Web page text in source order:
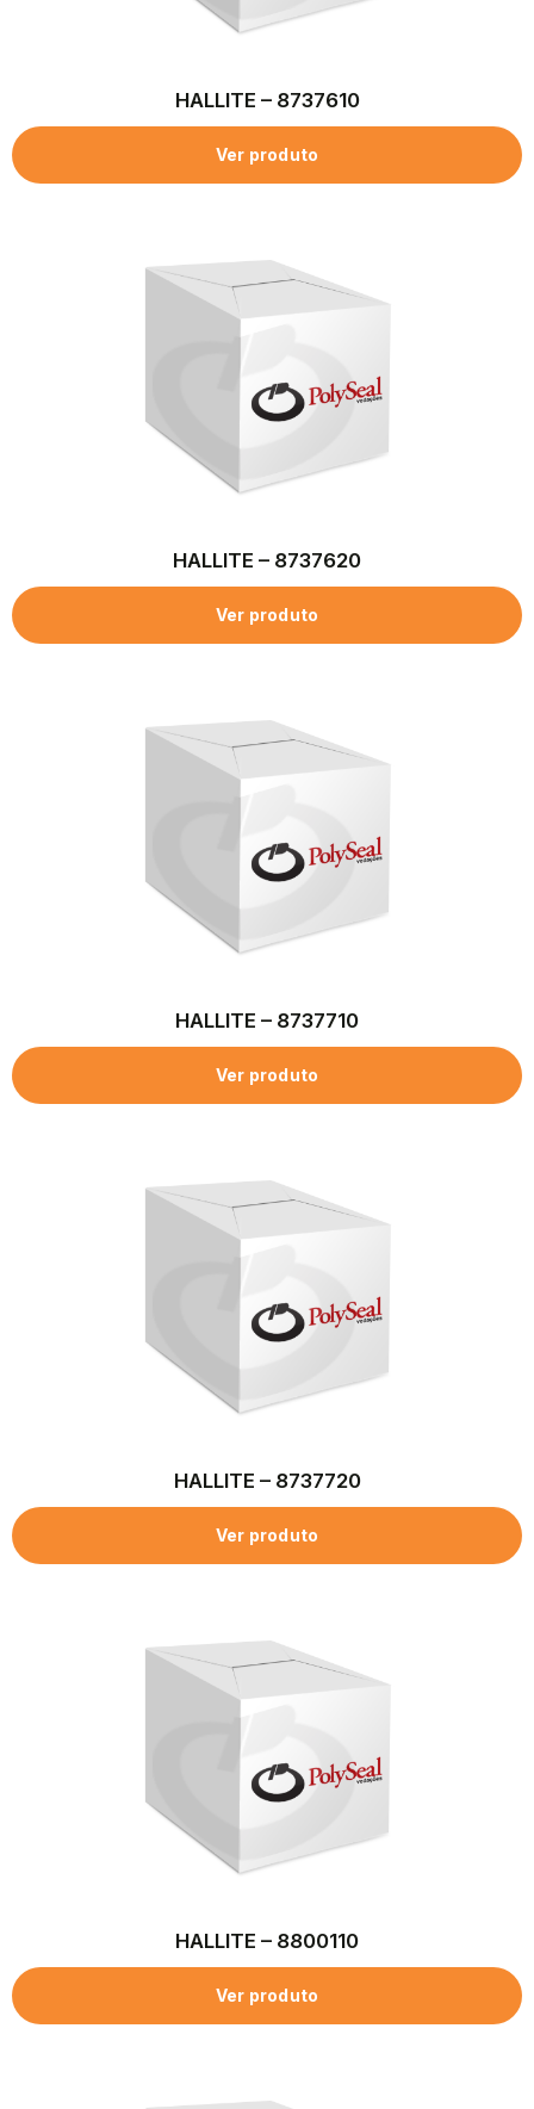
HALLITE – 8737610
Ver produto
HALLITE – 8737620
Ver produto
HALLITE – 8737710
Ver produto
HALLITE – 8737720
Ver produto
HALLITE – 8800110
Ver produto